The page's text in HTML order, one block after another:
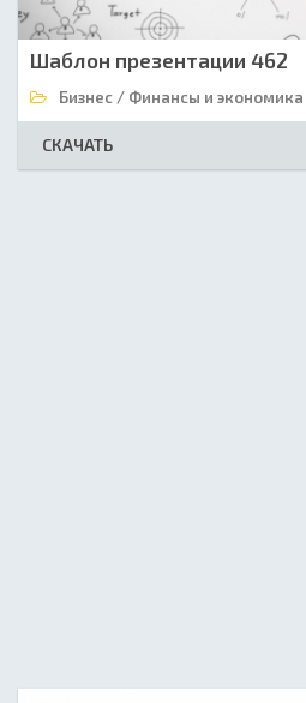
Шаблон презентации 462
Бизнес / Финансы и экономика
СКАЧАТЬ